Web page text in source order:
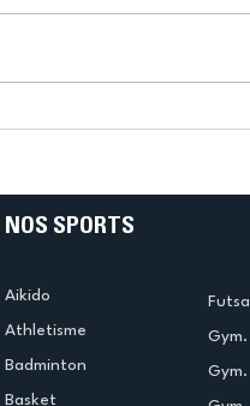
NOS SPORTS
Aikido
Athletisme
Badminton
Basket